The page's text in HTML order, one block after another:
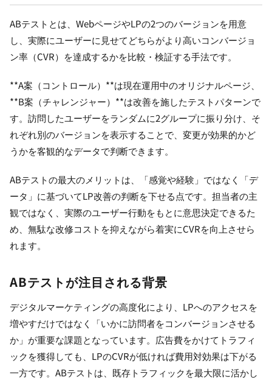
ABテストとは、WebページやLPの2つのバージョンを用意
し、実際にユーザーに見せてどちらがより高いコンバージョ
ン率（CVR）を達成するかを比較・検証する手法です。
**A案（コントロール）**は現在運用中のオリジナルページ、
**B案（チャレンジャー）**は改善を施したテストパターンで
す。訪問したユーザーをランダムに2グループに振り分け、そ
れぞれ別のバージョンを表示することで、変更が効果的かど
うかを客観的なデータで判断できます。
ABテストの最大のメリットは、「感覚や経験」ではなく「デ
ータ」に基づいてLP改善の判断を下せる点です。担当者の主
観ではなく、実際のユーザー行動をもとに意思決定できるた
め、無駄な改修コストを抑えながら着実にCVRを向上させら
れます。
ABテストが注目される背景
デジタルマーケティングの高度化により、LPへのアクセスを
増やすだけではなく「いかに訪問者をコンバージョンさせる
か」が重要な課題となっています。広告費をかけてトラフィ
ックを獲得しても、LPのCVRが低ければ費用対効果は下がる
一方です。ABテストは、既存トラフィックを最大限に活かし